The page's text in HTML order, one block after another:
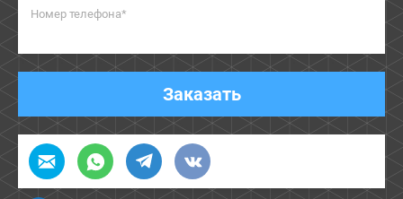
Номер телефона*
Заказать